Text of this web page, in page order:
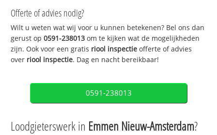
Offerte of advies nodig?
Wilt u weten wat wij voor u kunnen betekenen? Bel ons dan
gerust op0591-238013 om te kijken wat de mogelijkheden
zijn. Ook voor een gratis riool inspectie offerte of advies
over riool inspectie. Dag en nacht bereikbaar!
0591-238013
Loodgieterswerk in Emmen Nieuw-Amsterdam?